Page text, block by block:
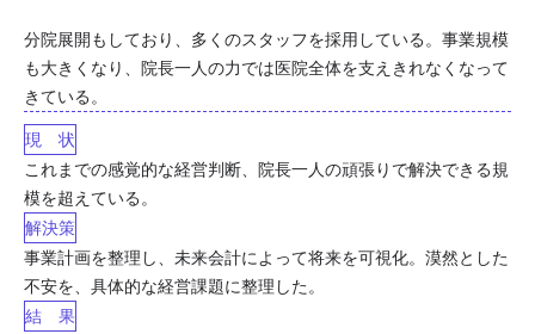
分院展開もしており、多くのスタッフを採用している。事業規模
も大きくなり、院長一人の力では医院全体を支えきれなくなって
きている。
現 状
これまでの感覚的な経営判断、院長一人の頑張りで解決できる規
模を超えている。
解決策
事業計画を整理し、未来会計によって将来を可視化。漠然とした
不安を、具体的な経営課題に整理した。
結 果